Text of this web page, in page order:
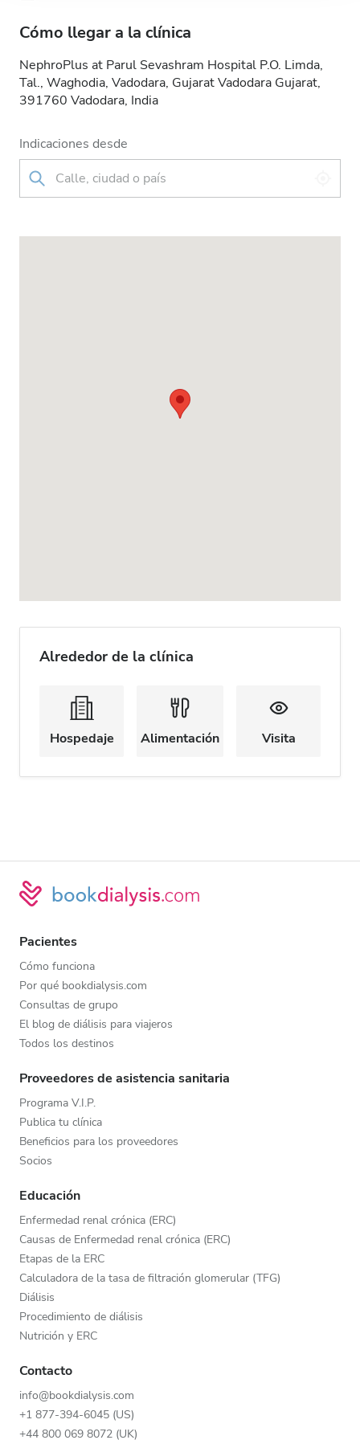
Cómo llegar a la clínica
NephroPlus at Parul Sevashram Hospital P.O. Limda,
Tal., Waghodia, Vadodara, Gujarat Vadodara Gujarat,
391760 Vadodara, India
Indicaciones desde
Alrededor de la clínica
Hospedaje Alimentación Visita
Pacientes
Cómo funciona
Por qué bookdialysis.com
Consultas de grupo
El blog de diálisis para viajeros
Todos los destinos
Proveedores de asistencia sanitaria
Programa V.I.P.
Publica tu clínica
Beneficios para los proveedores
Socios
Educación
Enfermedad renal crónica (ERC)
Causas de Enfermedad renal crónica (ERC)
Etapas de la ERC
Calculadora de la tasa de filtración glomerular (TFG)
Diálisis
Procedimiento de diálisis
Nutrición y ERC
Contacto
info@bookdialysis.com
+1 877-394-6045 (US)
+44 800 069 8072 (UK)